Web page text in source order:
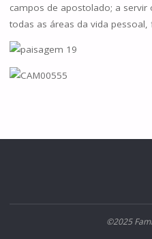
campos de apostolado; a
todas as áreas da vida pessoal,
©2025